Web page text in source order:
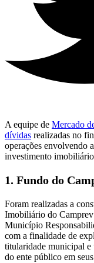
A equipe de Mercado
dívidas realizadas no
operações envolvendo
investimento
1. Fundo do
Foram realizadas a
Imobiliário do
Município
com a finalidade de
titularidade municipal e
do ente público em